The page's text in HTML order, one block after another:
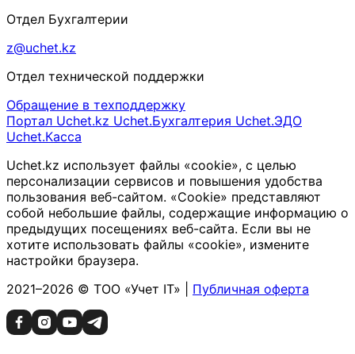
Отдел Бухгалтерии
z@uchet.kz
Отдел технической поддержки
Обращение в техподдержку
Портал Uchet.kz Uchet.Бухгалтерия Uchet.ЭДО
Uchet.Касса
Uchet.kz использует файлы «cookie», с целью
персонализации сервисов и повышения удобства
пользования веб-сайтом. «Cookie» представляют
собой небольшие файлы, содержащие информацию о
предыдущих посещениях веб-сайта. Если вы не
хотите использовать файлы «cookie», измените
настройки браузера.
2021–2026 © ТОО «Учет IT» | Публичная оферта